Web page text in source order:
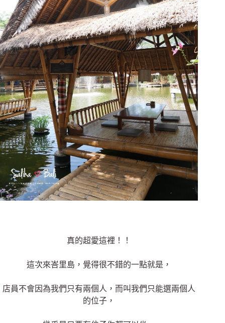
真的超愛這裡！！
這次來峇里島，覺得很不錯的一點就是，
店員不會因為我們只有兩個人，而叫我們只能選兩個人
的位子，